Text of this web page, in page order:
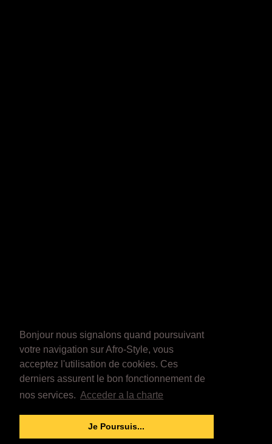
Bonjour nous signalons quand poursuivant
votre navigation sur Afro-Style, vous
acceptez l'utilisation de cookies. Ces
derniers assurent le bon fonctionnement de
nos services. Acceder a la charte
Je Poursuis...